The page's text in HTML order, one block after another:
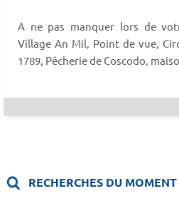
A ne pas manquer lors de
Village An Mil, Point de vue,
1789, Pêcherie de Coscodo,
RECHERCHES DU MOMENT